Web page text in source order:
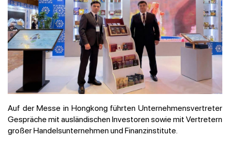
Auf der Messe in Hongkong führten Unternehmensvertreter
Gespräche mit ausländischen Investoren sowie mit Vertretern
großer Handelsunternehmen und Finanzinstitute.